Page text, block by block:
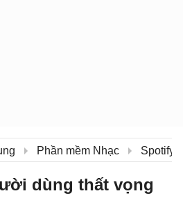
Phần mềm Nhạc Spotify
dùng thất vọng